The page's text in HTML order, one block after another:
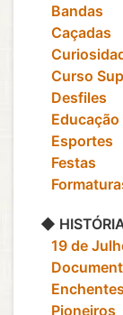
‎ ‎ ‎ Bandas
‎ ‎ ‎ Caçadas
Curso
‎ ‎ ‎ Desfiles
‎ ‎ ‎ Educação
‎ ‎ ‎ Esportes
‎ ‎ ‎ Festas
◆
19 de
‎ ‎ ‎ Enchentes
‎ ‎ ‎ Pioneiros